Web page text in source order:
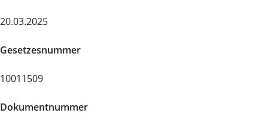
20.03.2025
Gesetzesnummer
10011509
Dokumentnummer